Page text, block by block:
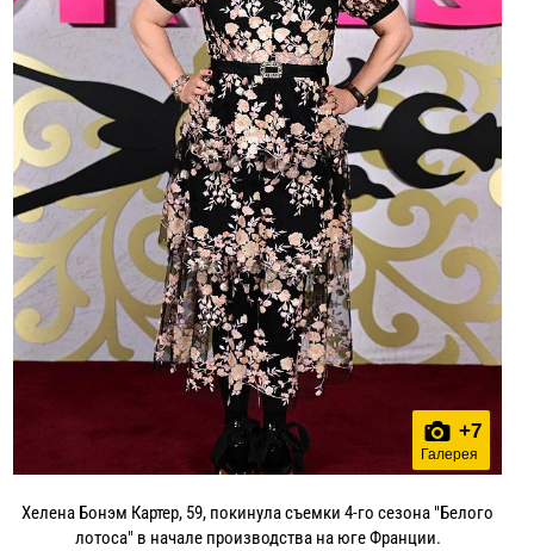
+7
Галерея
Хелена Бонэм Картер, 59, покинула съемки 4-го сезона "Белого
лотоса" в начале производства на юге Франции.